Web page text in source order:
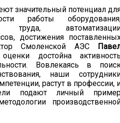
значительный потенциал
работы
труда,
достижения
Смоленской АЭС
достойна
Вовлекаясь в
наши
растут в профессии,
подают личный